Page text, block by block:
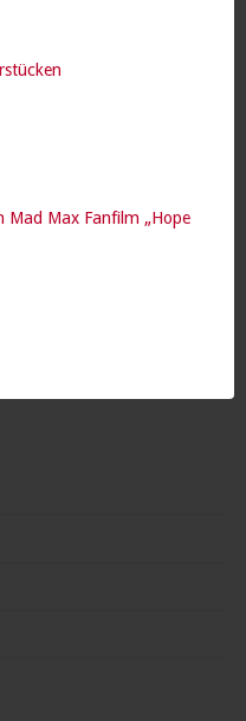
Mad Max Fanfilm „Hope